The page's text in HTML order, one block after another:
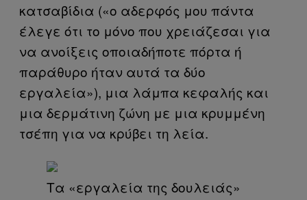
κατσαβίδια («ο αδερφός μου πάντα
έλεγε ότι το μόνο που χρειάζεσαι για
να ανοίξεις οποιαδήποτε πόρτα ή
παράθυρο ήταν αυτά τα δύο
εργαλεία»), μια λάμπα κεφαλής και
μια δερμάτινη ζώνη με μια κρυμμένη
τσέπη για να κρύβει τη λεία.
Τα «εργαλεία της δουλειάς»